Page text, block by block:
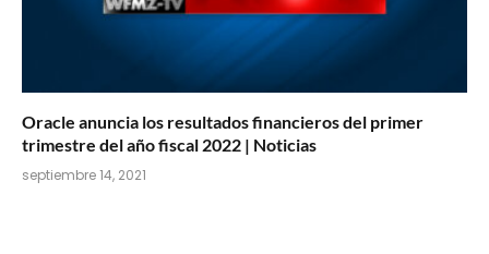
Oracle anuncia los resultados financieros del primer
trimestre del año fiscal 2022 | Noticias
septiembre 14, 2021